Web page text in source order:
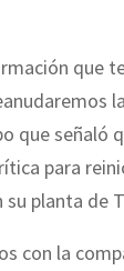
que
que señaló
para
planta de
con la